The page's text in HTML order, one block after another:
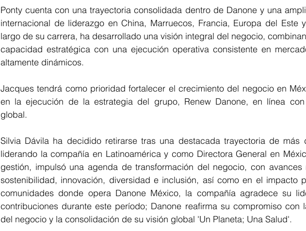
Ponty cuenta con una trayectoria consolidada dentro de Danone y una
internacional de liderazgo en China, Marruecos, Francia, Europa del Este
largo de su carrera, ha desarrollado una visión integral del negocio,
capacidad estratégica con una ejecución operativa consistente en
altamente dinámicos.
Jacques tendrá como prioridad fortalecer el crecimiento del negocio en
en la ejecución de la estrategia del grupo, Renew Danone, en línea
global.
Silvia Dávila ha decidido retirarse tras una destacada trayectoria de más
liderando la compañía en Latinoamérica y como Directora General en
gestión, impulsó una agenda de transformación del negocio, con avances
sostenibilidad, innovación, diversidad e inclusión, así como en el impacto
comunidades donde opera Danone México, la compañía agradece su
contribuciones durante este período; Danone reafirma su compromiso con
del negocio y la consolidación de su visión global 'Un Planeta; Una Salud'.